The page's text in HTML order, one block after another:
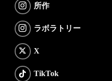
所作
ラボラトリー
X
TikTok